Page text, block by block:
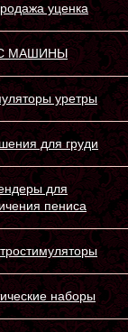
уценка
МАШИНЫ
уретры
для груди
для
пениса
наборы